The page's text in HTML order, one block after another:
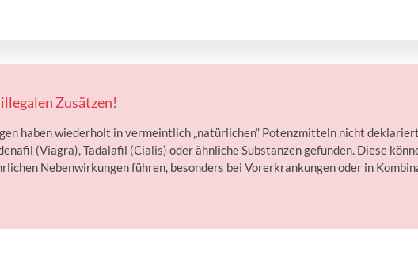
Zusätzen!
haben wiederholt in vermeintlich „natürlichen“ Potenzmitteln nicht
(Viagra), Tadalafil (Cialis) oder ähnliche Substanzen gefunden. Diese
Nebenwirkungen führen, besonders bei Vorerkrankungen oder in